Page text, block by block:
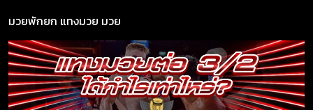
มวยพักยก แทงมวย มวย